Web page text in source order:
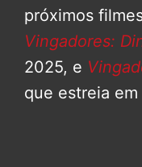
próximos
Vingadores:
2025, e
que estreia em